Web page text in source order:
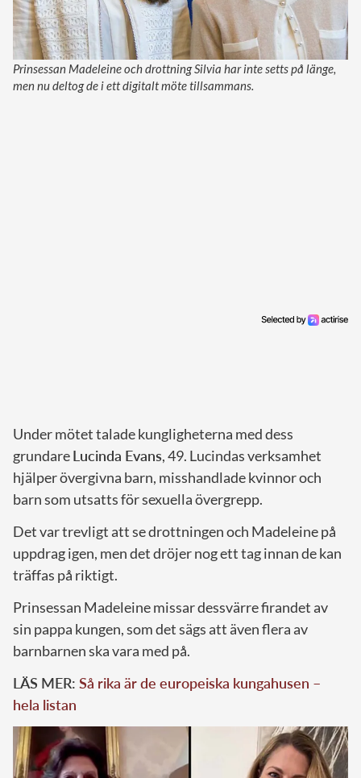
Prinsessan Madeleine och drottning Silvia har inte setts på länge,
men nu deltog de i ett digitalt möte tillsammans.
Under mötet talade kungligheterna med dess
grundareLucinda Evans, 49. Lucindas verksamhet
hjälper övergivna barn, misshandlade kvinnor och
barn som utsatts för sexuella övergrepp.
Det var trevligt att se drottningen och Madeleine på
uppdrag igen, men det dröjer nog ett tag innan de kan
träffas på riktigt.
Prinsessan Madeleine missar dessvärre firandet av
sin pappa kungen, som det sägs att även flera av
barnbarnen ska vara med på.
LÄS MER: Så rika är de europeiska kungahusen –
hela listan